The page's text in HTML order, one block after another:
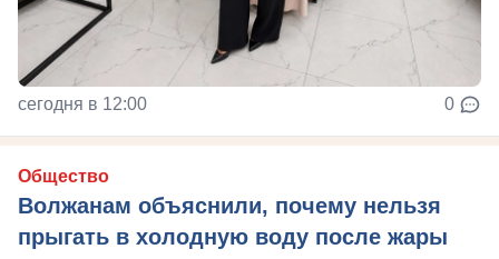
сегодня в 12:00 0
Общество
Волжанам объяснили, почему нельзя
прыгать в холодную воду после жары